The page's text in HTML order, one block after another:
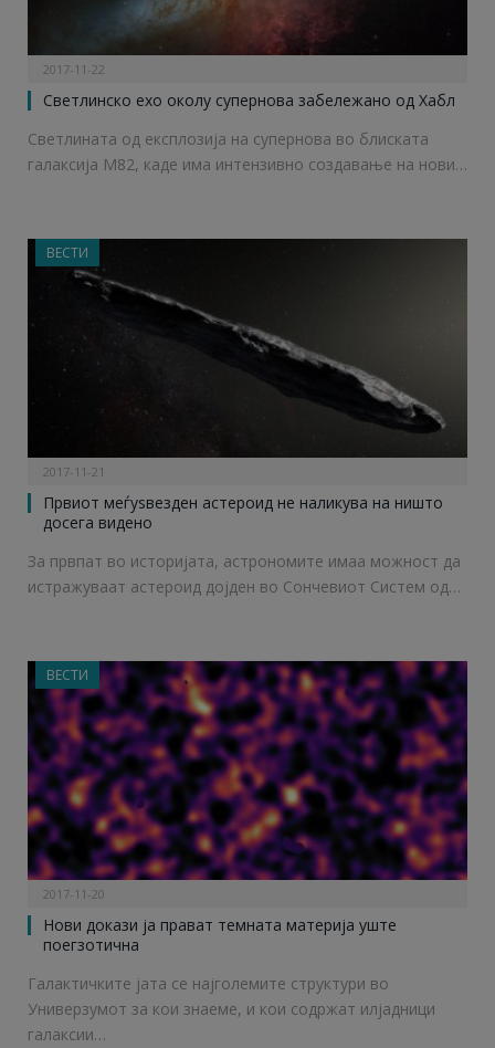
2017-11-22
Светлинско ехо околу супернова забележано од Хабл
Светлината од експлозија на супернова во блиската
галаксија М82, каде има интензивно создавање на нови…
ВЕСТИ
2017-11-21
Првиот меѓуѕвезден астероид не наликува на ништо
досега видено
За првпат во историјата, астрономите имаа можност да
истражуваат астероид дојден во Сончевиот Систем од…
ВЕСТИ
2017-11-20
Нови докази ја прават темната материја уште
поегзотична
Галактичките јата се најголемите структури во
Универзумот за кои знаеме, и кои содржат илјадници
галаксии…